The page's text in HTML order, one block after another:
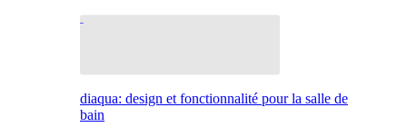
diaqua: design et fonctionnalité pour la salle de
bain